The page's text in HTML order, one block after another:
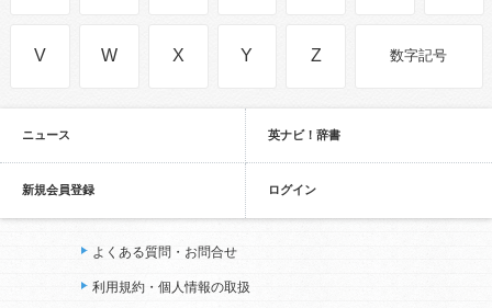
V W X Y Z 数字記号
ニュース 英ナビ！辞書
新規会員登録 ログイン
よくある質問・お問合せ
利用規約・個人情報の取扱